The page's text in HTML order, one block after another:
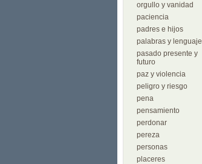
orgullo y vanidad
paciencia
padres e hijos
palabras y lenguaje
pasado presente y
futuro
paz y violencia
peligro y riesgo
pena
pensamiento
perdonar
pereza
personas
placeres